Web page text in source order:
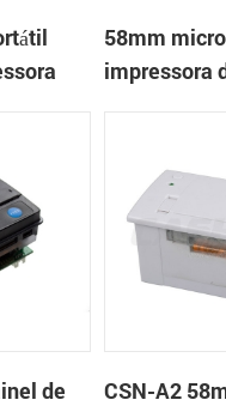
58mm
impressora
de
CSN-A2